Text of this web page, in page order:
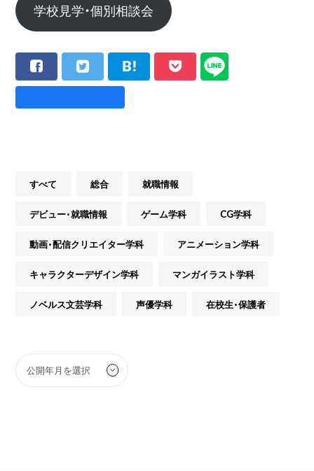
学校見学・個別相談会
すべて 総合 就職情報
デビュー・就職情報 ゲーム学科 CG学科
動画・配信クリエイター学科 アニメーション学科
キャラクターデザイン学科 マンガイラスト学科
ノベルス文芸学科 声優学科 在校生・保護者